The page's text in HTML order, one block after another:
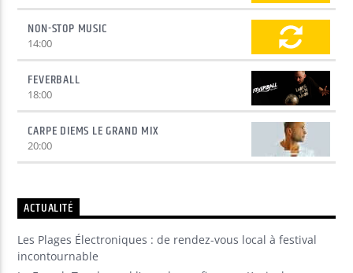
NON-STOP MUSIC
14:00
FEVERBALL
18:00
CARPE DIEMS LE GRAND MIX
20:00
ACTUALITÉ
Les Plages Électroniques : de rendez-vous local à festival
incontournable